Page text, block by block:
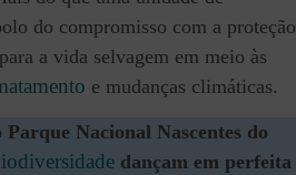
do compromisso com a proteção
a vida selvagem em meio às
e mudanças climáticas.
Nacional Nascentes do
dançam em perfeita